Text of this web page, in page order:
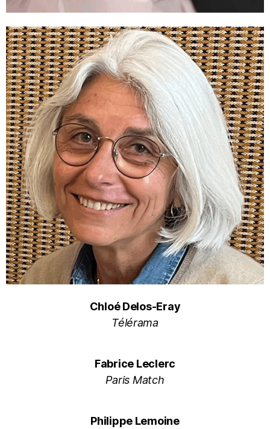
Chloé Delos-Eray
Télérama
Fabrice Leclerc
Paris Match
Philippe Lemoine